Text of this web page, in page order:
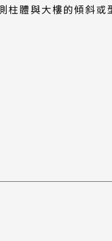
柱體與大樓的傾斜或